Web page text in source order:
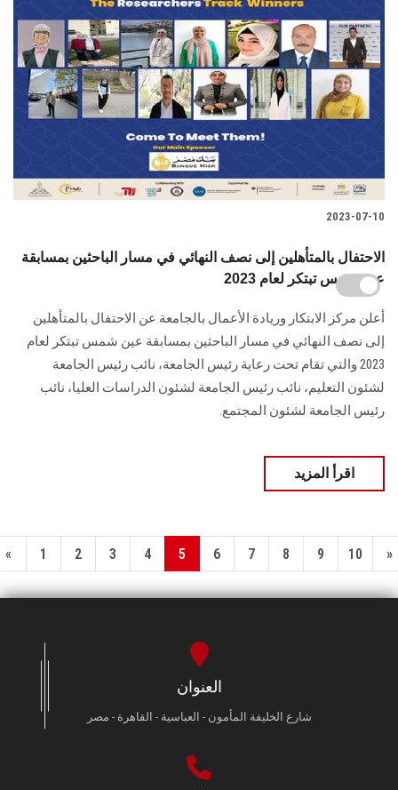
2023-07-10
الاحتفال بالمتأهلين إلى نصف النهائي في مسار الباحثين بمسابقة
عين شمس تبتكر لعام 2023
أعلن مركز الابتكار وريادة الأعمال بالجامعة عن الاحتفال بالمتأهلين
إلى نصف النهائي في مسار الباحثين بمسابقة عين شمس تبتكر لعام
2023 والتي تقام تحت رعاية رئيس الجامعة، نائب رئيس الجامعة
لشئون التعليم، نائب رئيس الجامعة لشئون الدراسات العليا، نائب
رئيس الجامعة لشئون المجتمع.
اقرأ المزيد
« 1 2 3 4 5 6 7 8 9 10 »
العنوان
شارع الخليفة المأمون - العباسية - القاهرة - مصر